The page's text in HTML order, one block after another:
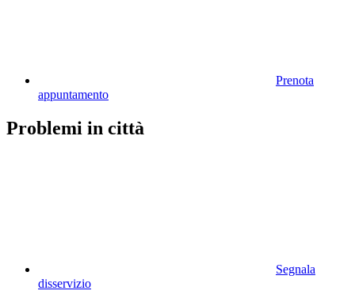
Prenota
appuntamento
Problemi in città
Segnala
disservizio